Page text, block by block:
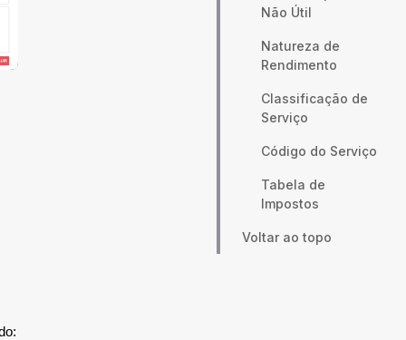
Não Útil
Natureza de
Rendimento
Classificação de
Serviço
Código do Serviço
Tabela de
Impostos
Voltar ao topo